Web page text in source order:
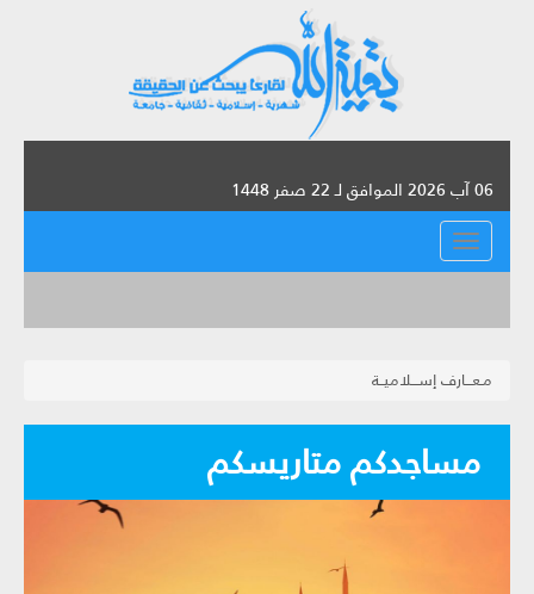
06 آب 2026 الموافق لـ 22 صفر 1448
القائمة
مـعـــارف إســـلاميــة
مساجدكم متاريسكم